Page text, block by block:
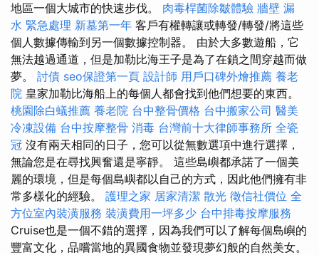
地區一個大城市的快速步伐。 肉毒桿菌除皺體驗 牆壁 漏
水 緊急處理 新墓第一年 客戶有權轉讓或轉發/轉發/將這些
個人數據傳輸到另一個數據控制器。 由於大多數遊船，它
無法越過通道，但是加勒比海王子是為了在鎖之間穿越而做
夢。 討債 seo保證第一頁 設計師 用戶口碑外燴推薦 養老
院 皇家加勒比海船上的每個人都會找到他們想要的東西。
桃園除白蟻推薦 養老院 台中整骨價格 台中搬家公司 醫美
冷凍設備 台中按摩整骨 消毒 台灣前十大律師事務所 全瓷
冠 沒有兩天相同的日子，您可以從無數選項中進行選擇，
無論您是在尋找興奮還是寧靜。 這些島嶼都承諾了一個美
麗的環境，但是每個島嶼都以自己的方式，因此他們擁有非
常多樣化的經驗。 護理之家 居家清潔 散光 徵信社價位 全
方位室內裝潢服務 裝潢費用一坪多少 台中排毒按摩服務
Cruise也是一個不錯的選擇，因為我們可以了解每個島嶼的
豐富文化，品嚐當地的異國食物並發現夢幻般的自然美女。